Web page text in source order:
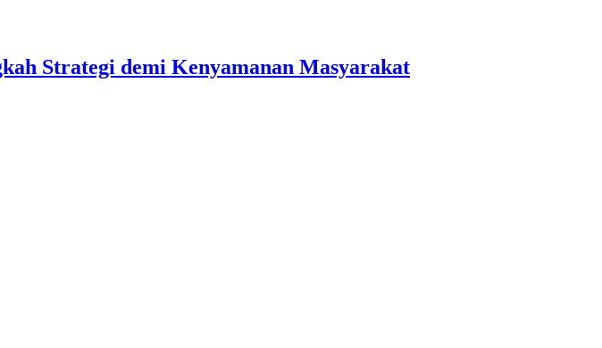
Strategi demi Kenyamanan Masyarakat